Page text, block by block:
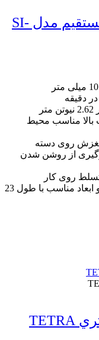
دریل بادی شینانو ژاپن مستقیم مدل SI-
بالا مناسب محیط
روی دسته
از روشن شدن
روی کار
بسیار سبک با وزن 1 کیلوگرم و ابعاد مناسب با طول 23